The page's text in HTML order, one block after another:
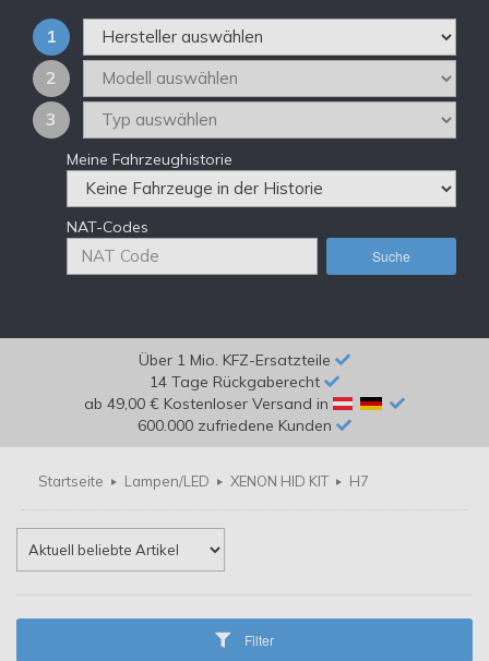
1
2
3
Meine Fahrzeughistorie
NAT-Codes
Suche
Über 1 Mio. KFZ-Ersatzteile
14 Tage Rückgaberecht
ab 49,00 € Kostenloser Versand in
600.000 zufriedene Kunden
Startseite Lampen/LED XENON HID KIT H7
Filter